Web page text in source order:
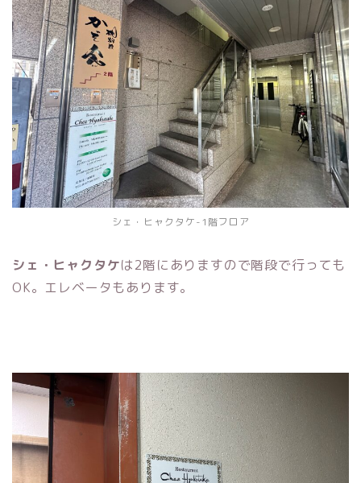
シェ・ヒャクタケ-1階フロア
シェ・ヒャクタケは2階にありますので階段で行っても
OK。エレベータもあります。